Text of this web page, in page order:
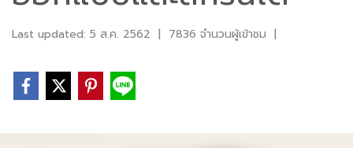
Last updated: 5 ส.ค. 2562 | 7836 จำนวนผู้เข้าชม |